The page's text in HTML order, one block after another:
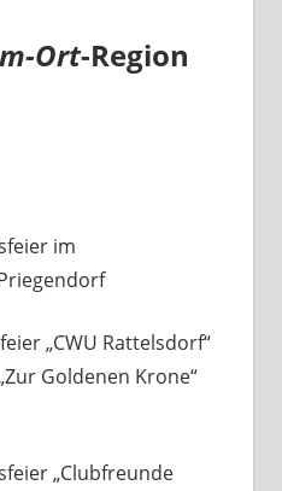
Ort-Region
im
„CWU Rattelsdorf“
Goldenen Krone“
„Clubfreunde